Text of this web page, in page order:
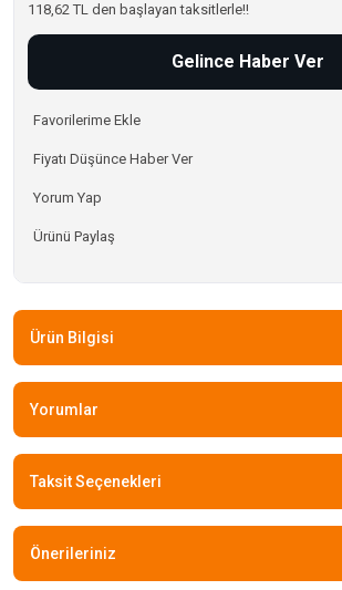
118,62 TL den başlayan taksitlerle!!
Gelince Haber Ver
Fiyatı Düşünce Haber Ver
Yorum Yap
Ürünü Paylaş
Ürün Bilgisi
Yorumlar
Taksit Seçenekleri
Önerileriniz